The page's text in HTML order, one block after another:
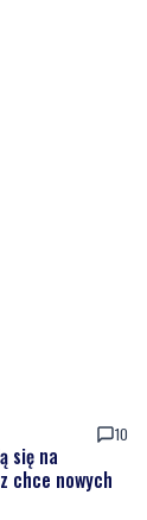
10
się na
chce nowych